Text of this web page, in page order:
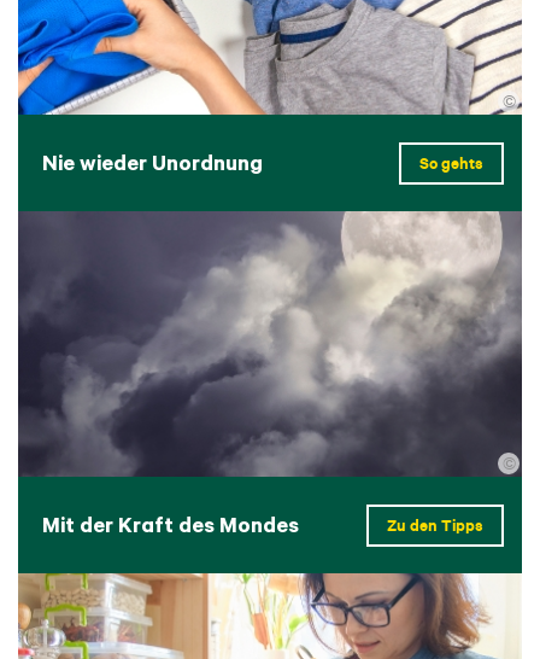
Nie wieder Unordnung So gehts
©
Mit der Kraft des Mondes Zu den Tipps
©